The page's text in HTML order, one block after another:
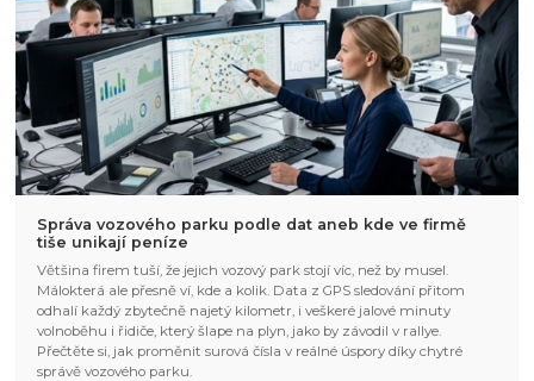
Správa vozového parku podle dat aneb kde ve firmě
tiše unikají peníze
Většina firem tuší, že jejich vozový park stojí víc, než by musel.
Málokterá ale přesně ví, kde a kolik. Data z GPS sledování přitom
odhalí každý zbytečně najetý kilometr, i veškeré jalové minuty
volnoběhu i řidiče, který šlape na plyn, jako by závodil v rallye.
Přečtěte si, jak proměnit surová čísla v reálné úspory díky chytré
správě vozového parku.